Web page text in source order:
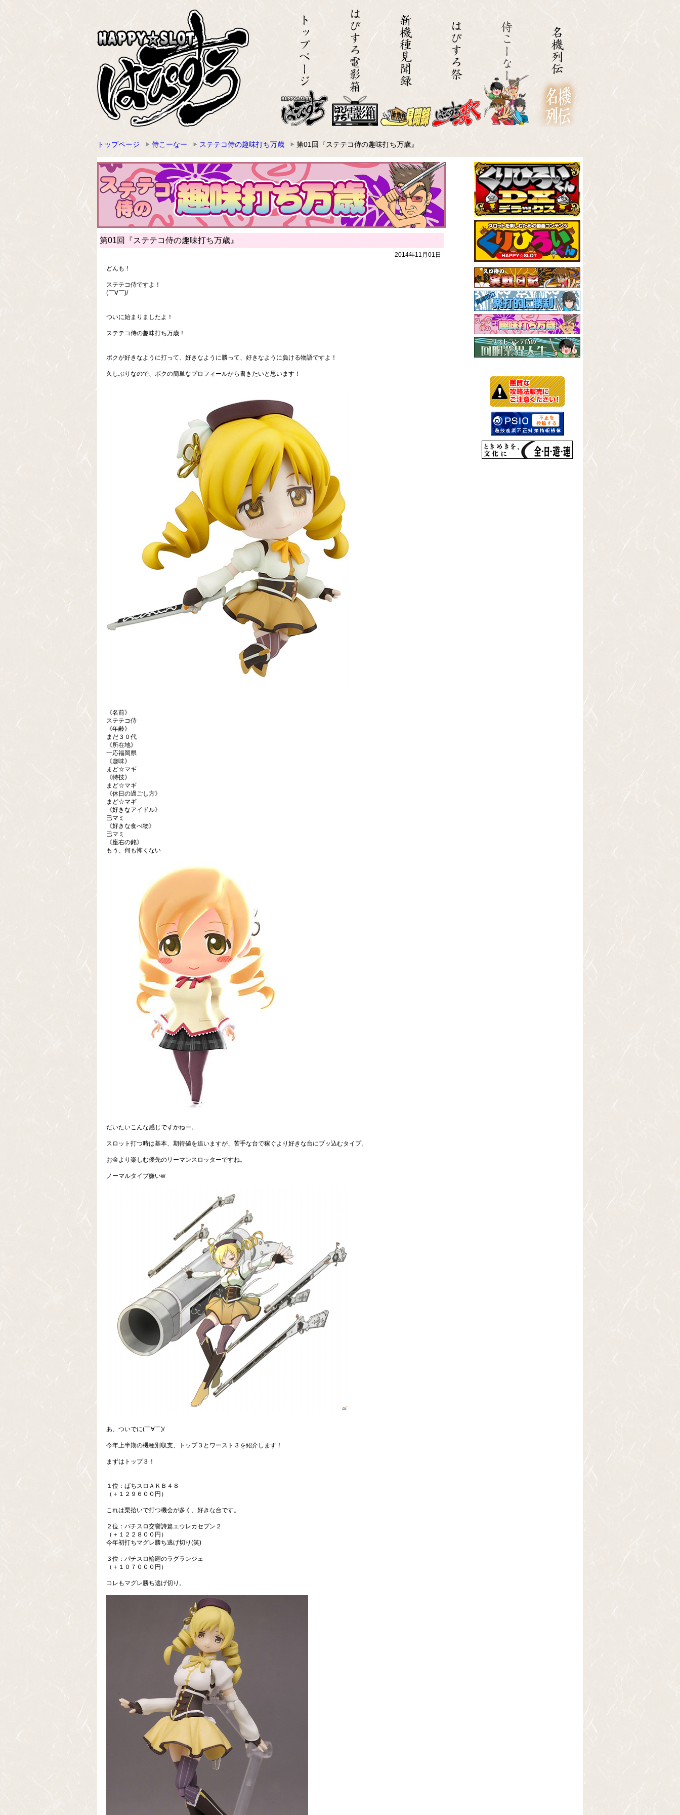
トップページ 侍こーなー ステテコ侍の趣味打ち万歳 第01回『ステテコ侍の趣味打ち万歳』
第01回『ステテコ侍の趣味打ち万歳』
2014年11月01日
どんも！
ステテコ侍ですよ！
(￣∀￣)/
ついに始まりましたよ！
ステテコ侍の趣味打ち万歳！
ボクが好きなように打って、好きなように勝って、好きなように負ける物語ですよ！
久しぶりなので、ボクの簡単なプロフィールから書きたいと思います！
《名前》
ステテコ侍
《年齢》
まだ３０代
《所在地》
一応福岡県
《趣味》
まど☆マギ
《特技》
まど☆マギ
《休日の過ごし方》
まど☆マギ
《好きなアイドル》
巴マミ
《好きな食べ物》
巴マミ
《座右の銘》
もう、何も怖くない
だいたいこんな感じですかねー。
スロット打つ時は基本、期待値を追いますが、苦手な台で稼ぐより好きな台にブッ込むタイプ。
お金より楽しむ優先のリーマンスロッターですね。
ノーマルタイプ嫌いw
あ、ついでに(￣∀￣)/
今年上半期の機種別収支、トップ３とワースト３を紹介します！
まずはトップ３！
１位：ぱちスロＡＫＢ４８
（＋１２９６００円）
これは栗拾いで打つ機会が多く、好きな台です。
２位：パチスロ交響詩篇エウレカセブン２
（＋１２２８００円）
今年初打ちマグレ勝ち逃げ切り(笑)
３位：パチスロ輪廻のラグランジェ
（＋１０７０００円）
コレもマグレ勝ち逃げ切り。